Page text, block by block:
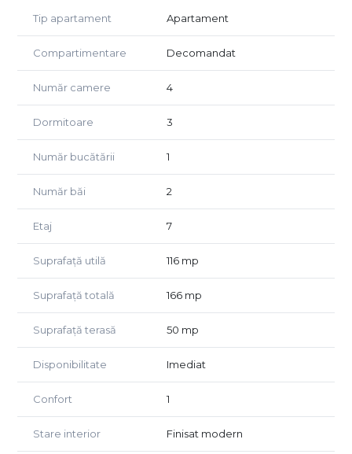
Compartimentare:
Living luminos, separat de bucătărie
terasă
2 băi moderne, complet echipate
Se vinde complet mobilat și utilat, amenajat cu materiale
de calitate superioară și atenție la detalii. Terasele
generoase oferă o priveliște frumoasă și spațiu perfect
pentru relaxare.
Zonă premium, în apropiere de Shopping City Sibiu, școli,
farmacii și mijloace de transport
Spațiu amplu și luminos
O locuință ideală pentru cei care își doresc un penthouse
exclusivist, într-o zonă dinamică și bine cotată a orașului
Sibiu.
€ Negocibil
Tip apartament Apartament
Compartimentare Decomandat
Număr camere 4
Dormitoare 3
Număr bucătării 1
Număr băi 2
Etaj 7
Suprafață utilă 116 mp
Suprafață totală 166 mp
Suprafață terasă 50 mp
Disponibilitate Imediat
Confort 1
Stare interior Finisat modern